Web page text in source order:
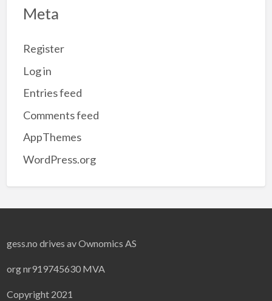
Meta
Register
Log in
Entries feed
Comments feed
AppThemes
WordPress.org
gess.no drives av Ownomics AS
org nr919745630 MVA
Copyright 2021